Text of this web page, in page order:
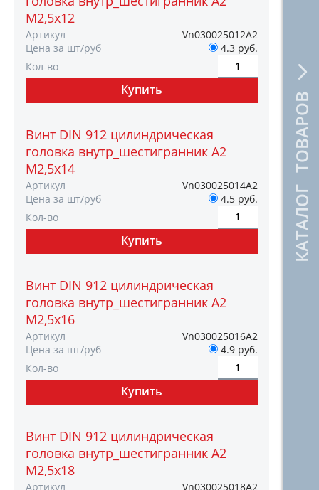
КАТАЛОГ ТОВАРОВ
М2,5х12
Артикул
Vn030025012А2
Цена за шт/руб
4.3 руб.
Кол-во
Винт DIN 912 цилиндрическая
головка внутр_шестигранник A2
М2,5х14
Артикул
Vn030025014А2
Цена за шт/руб
4.5 руб.
Кол-во
Винт DIN 912 цилиндрическая
головка внутр_шестигранник A2
М2,5х16
Артикул
Vn030025016А2
Цена за шт/руб
4.9 руб.
Кол-во
Винт DIN 912 цилиндрическая
головка внутр_шестигранник A2
М2,5х18
Артикул
Vn030025018А2